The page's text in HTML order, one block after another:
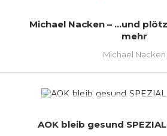
Michael Nacken – …und
mehr
Michael Nacken
AOK bleib gesund